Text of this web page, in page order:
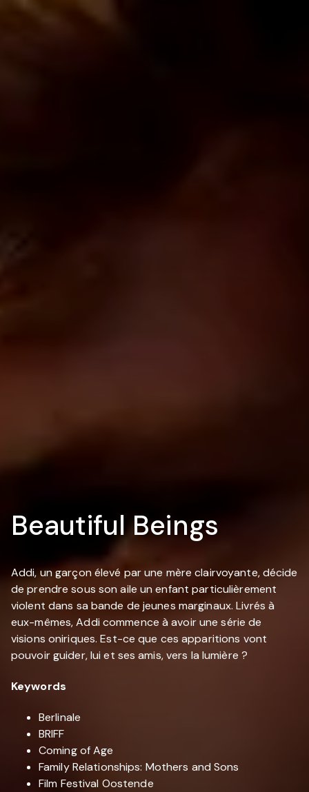
Beautiful Beings
Addi, un garçon élevé par une mère clairvoyante, décide
de prendre sous son aile un enfant particulièrement
violent dans sa bande de jeunes marginaux. Livrés à
eux-mêmes, Addi commence à avoir une série de
visions oniriques. Est-ce que ces apparitions vont
pouvoir guider, lui et ses amis, vers la lumière ?
Keywords
Berlinale
BRIFF
Coming of Age
Family Relationships: Mothers and Sons
Film Festival Oostende